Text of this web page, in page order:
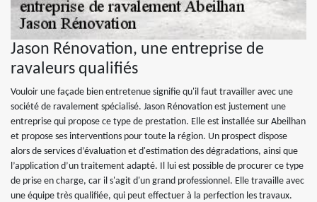
Jason Rénovation, une entreprise de
ravaleurs qualifiés
Vouloir une façade bien entretenue signifie qu'il faut travailler avec une
société de ravalement spécialisé. Jason Rénovation est justement une
entreprise qui propose ce type de prestation. Elle est installée sur Abeilhan
et propose ses interventions pour toute la région. Un prospect dispose
alors de services d’évaluation et d'estimation des dégradations, ainsi que
l’application d’un traitement adapté. Il lui est possible de procurer ce type
de prise en charge, car il s'agit d'un grand professionnel. Elle travaille avec
une équipe très qualifiée, qui peut effectuer à la perfection les travaux.